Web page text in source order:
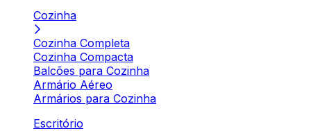
Cozinha
Cozinha Completa
Cozinha Compacta
Balcões para Cozinha
Armário Aéreo
Armários para Cozinha
Escritório